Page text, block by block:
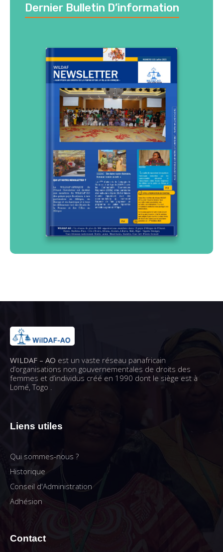
Dernier Bulletin D’information
WILDAF – AO est un vaste réseau panafricain
d’organisations non gouvernementales de droits des
femmes et d’individus créé en 1990 dont le siège est à
Lomé, Togo .
Liens utiles
Qui sommes-nous ?
Historique
Conseil d'Administration
Adhésion
Contact